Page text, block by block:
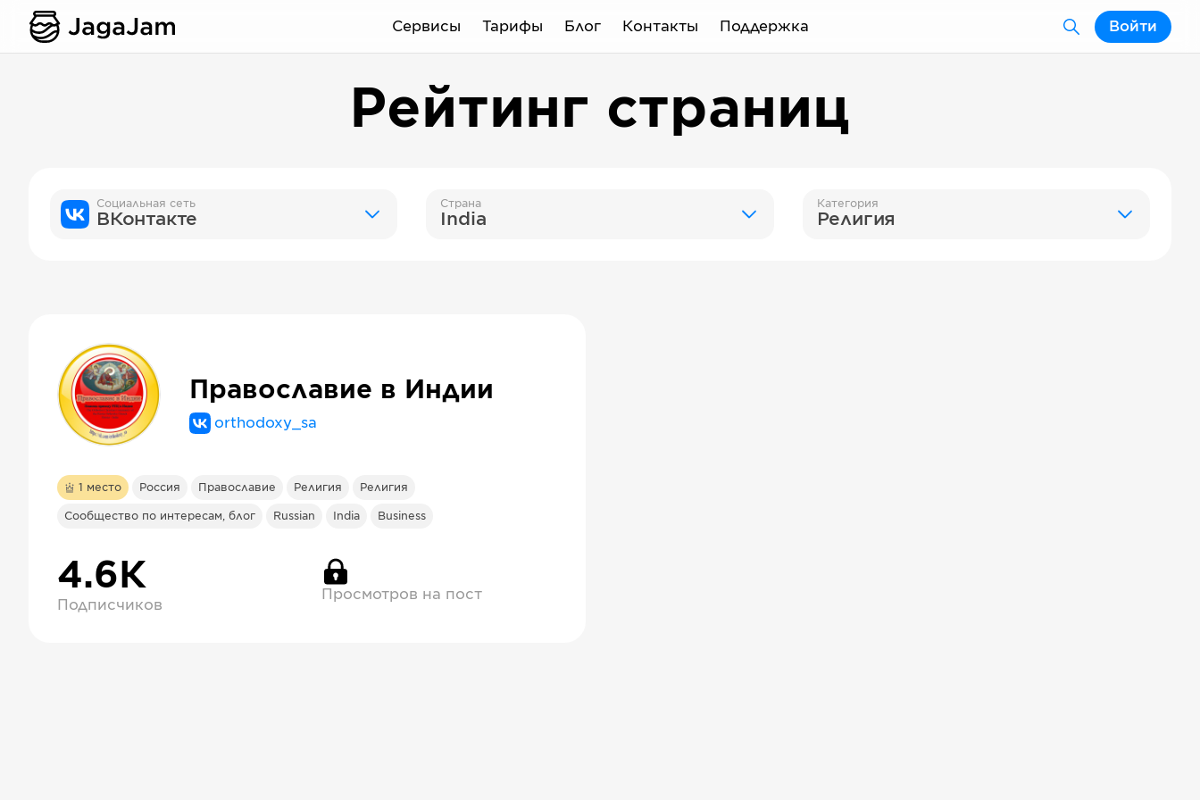
Сервисы Тарифы Блог Контакты Поддержка Войти
Рейтинг страниц
Социальная сеть
ВКонтакте
Страна
India
Категория
Религия
Православие в Индии
orthodoxy_sa
1 место Россия Православие Религия Религия
Сообщество по интересам, блог Russian India Business
4.6К
Подписчиков
Просмотров на пост